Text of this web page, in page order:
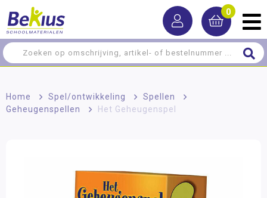
0
Home > Spel/ontwikkeling > Spellen
>
Geheugenspellen
> Het Geheugenspel